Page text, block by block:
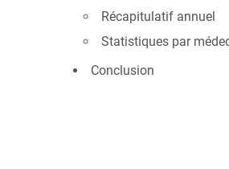
Récapitulatif annuel
Statistiques par
Conclusion